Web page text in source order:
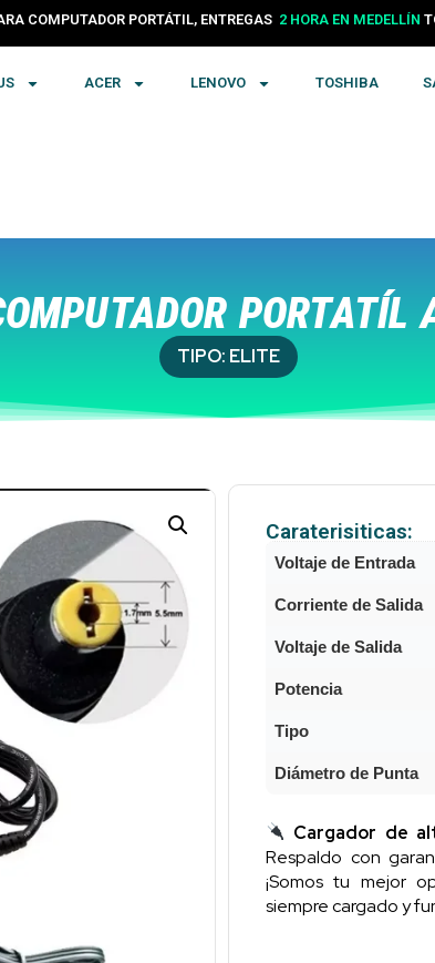
COMPUTADOR PORTÁTIL, ENTREGAS 2 HORA EN MEDELLÍN
24 HORAS EN COLOMBIA
ACER LENOVO TOSHIBA
TIPO: ELITE
Caraterisiticas:
Voltaje de Entrada
Corriente de Salida
Voltaje de Salida
Potencia
Tipo
Diámetro de Punta
Cargador de
Respaldo con
¡Somos tu mejor
siempre cargado y